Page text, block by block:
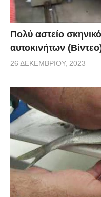
γρήγορα τόσους
κάτι τέτοιο; Θα θέλατε
via
Πολύ αστείο
αυτοκινήτων
26 ΔΕΚΕΜΒΡΊΟΥ, 2023